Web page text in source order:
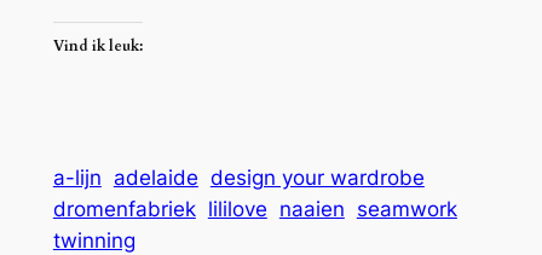
Vind ik leuk:
a-lijn adelaide design your wardrobe
dromenfabriek lililove naaien seamwork
twinning